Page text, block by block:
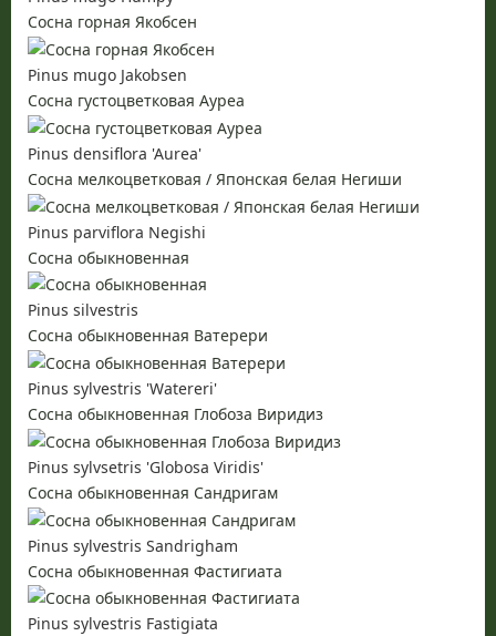
Сосна горная Якобсен
Pinus mugo Jakobsen
Сосна густоцветковая Ауреа
Pinus densiflora 'Aurea'
Сосна мелкоцветковая / Японская белая Негиши
Pinus parviflora Negishi
Сосна обыкновенная
Pinus silvestris
Сосна обыкновенная Ватерери
Pinus sylvestris 'Watereri'
Сосна обыкновенная Глобоза Виридиз
Pinus sylvsetris 'Globosa Viridis'
Сосна обыкновенная Сандригам
Pinus sylvestris Sandrigham
Сосна обыкновенная Фастигиата
Pinus sylvestris Fastigiata